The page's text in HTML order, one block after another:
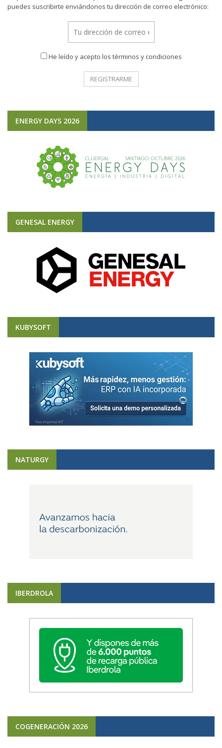
puedes suscribirte enviándonos tu dirección de correo electrónico:
He leído y acepto los términos y condiciones
ENERGY DAYS 2026
GENESAL ENERGY
KUBYSOFT
NATURGY
IBERDROLA
COGENERACIÓN 2026